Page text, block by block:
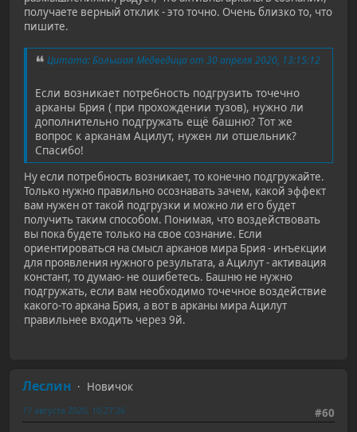
получаете верный отклик - это точно. Очень близко то, что
пишите.
Цитата: Большая Медведица от 30 апреля 2020, 13:15:12
Если возникает потребность подгрузить точечно
арканы Брия ( при прохождении тузов), нужно ли
дополнительно подгружать ещё башню? Тот же
вопрос к арканам Ацилут, нужен ли отшельник?
Спасибо!
Ну если потребность возникает, то конечно подгружайте.
Только нужно правильно осознавать зачем, какой эффект
вам нужен от такой подгрузки и можно ли его будет
получить таким способом. Понимая, что воздействовать
вы пока будете только на свое сознание. Если
ориентироваться на смысл арканов мира Брия - инъекции
для проявления нужного результата, а Ацилут - активация
констант, то думаю- не ошибетесь. Башню не нужно
подгружать, если вам необходимо точечное воздействие
какого-то аркана Брия, а вот в арканы мира Ацилут
правильнее входить через 9й.
Леслин
Новичок
#60
17 августа 2020, 10:27:26